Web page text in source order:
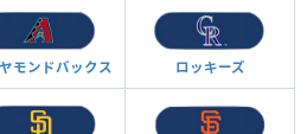
モンドバックス ロッキーズ